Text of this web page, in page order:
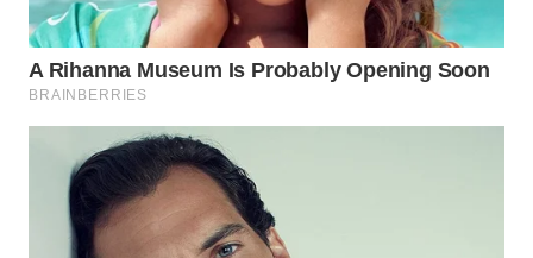
WAHANA
NEWS
WAHANA
TANI
WAHANA
ADVOKAT